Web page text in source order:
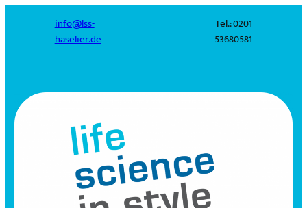
info@lss-
haselier.de
Tel.: 0201
53680581